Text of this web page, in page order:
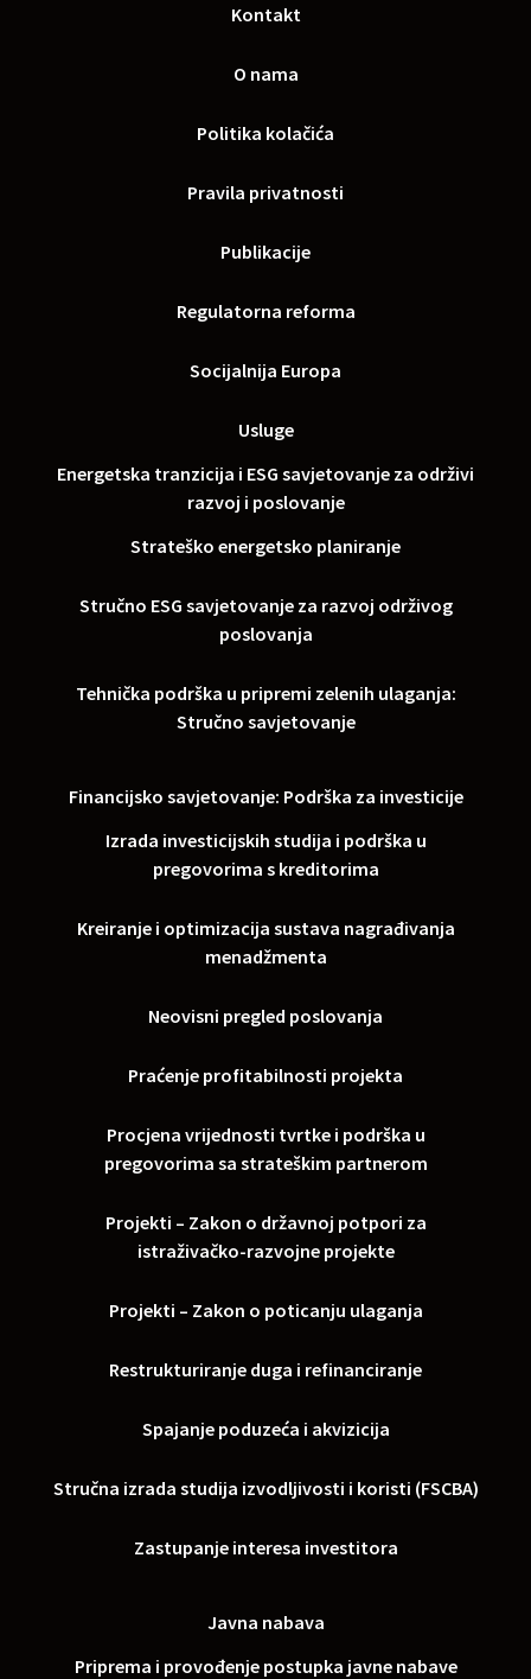
Kontakt
O nama
Politika kolačića
Pravila privatnosti
Publikacije
Regulatorna reforma
Socijalnija Europa
Usluge
Energetska tranzicija i ESG savjetovanje za održivi
razvoj i poslovanje
Strateško energetsko planiranje
Stručno ESG savjetovanje za razvoj održivog
poslovanja
Tehnička podrška u pripremi zelenih ulaganja:
Stručno savjetovanje
Financijsko savjetovanje: Podrška za investicije
Izrada investicijskih studija i podrška u
pregovorima s kreditorima
Kreiranje i optimizacija sustava nagrađivanja
menadžmenta
Neovisni pregled poslovanja
Praćenje profitabilnosti projekta
Procjena vrijednosti tvrtke i podrška u
pregovorima sa strateškim partnerom
Projekti – Zakon o državnoj potpori za
istraživačko-razvojne projekte
Projekti – Zakon o poticanju ulaganja
Restrukturiranje duga i refinanciranje
Spajanje poduzeća i akvizicija
Stručna izrada studija izvodljivosti i koristi (FSCBA)
Zastupanje interesa investitora
Javna nabava
Priprema i provođenje postupka javne nabave